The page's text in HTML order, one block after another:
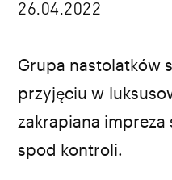
26.04.2022
Grupa nastolatków
przyjęciu w
zakrapiana
spod kontroli.